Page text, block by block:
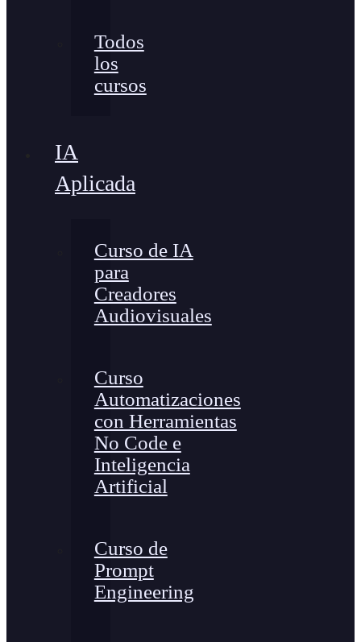
Todos
los
cursos
IA
Aplicada
Curso de IA
para
Creadores
Audiovisuales
Curso
Automatizaciones
con Herramientas
No Code e
Inteligencia
Artificial
Curso de
Prompt
Engineering